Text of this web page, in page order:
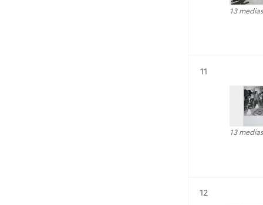
13 medias
Résultat n°
11
13 medias
Résultat n°
12